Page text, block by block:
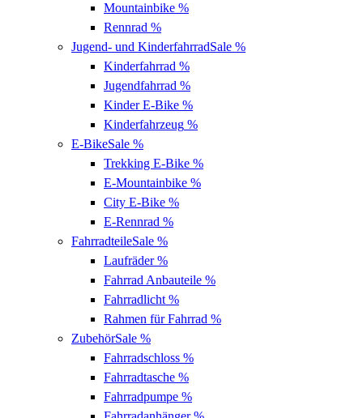
Mountainbike %
Rennrad %
Jugend- und KinderfahrradSale %
Kinderfahrrad %
Jugendfahrrad %
Kinder E-Bike %
Kinderfahrzeug %
E-BikeSale %
Trekking E-Bike %
E-Mountainbike %
City E-Bike %
E-Rennrad %
FahrradteileSale %
Laufräder%
Fahrrad Anbauteile %
Fahrradlicht %
Rahmen für Fahrrad %
ZubehörSale %
Fahrradschloss %
Fahrradtasche %
Fahrradpumpe %